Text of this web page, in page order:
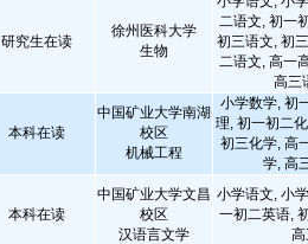
研究生在读
徐州医科大学
生物
二语文, 初一
初三语文, 初
二语文, 高一
高三
本科在读
中国矿业大学南湖
校区
机械工程
小学数学, 初
理, 初一初二
初三化学, 高
学, 高
本科在读
中国矿业大学文昌
校区
汉语言文学
小学语文, 小
一初二英语,